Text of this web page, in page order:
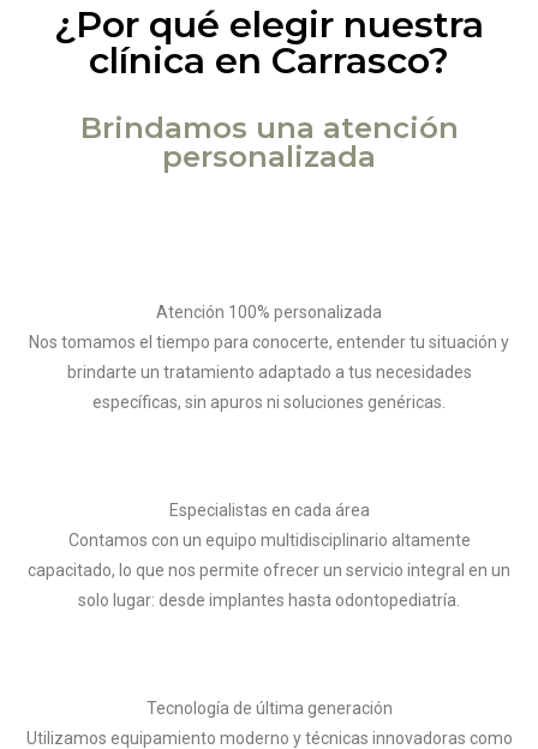
¿Por qué elegir nuestra
clínica en Carrasco?
Brindamos una atención
personalizada
Atención 100% personalizada
Nos tomamos el tiempo para conocerte, entender tu situación y
brindarte un tratamiento adaptado a tus necesidades
específicas, sin apuros ni soluciones genéricas.
Especialistas en cada área
Contamos con un equipo multidisciplinario altamente
capacitado, lo que nos permite ofrecer un servicio integral en un
solo lugar: desde implantes hasta odontopediatría.
Tecnología de última generación
Utilizamos equipamiento moderno y técnicas innovadoras como